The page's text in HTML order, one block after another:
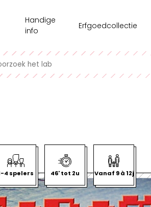
Maat
Handige
info
Recensie-exemplaren
Interessante links
Historische informatie over spellen
Erfgoedcollectie
4 spelers 46' tot 2u Vanaf 9 à 12j